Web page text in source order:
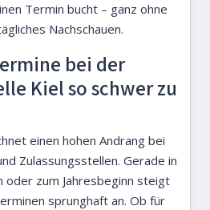
Termin bucht – ganz ohne
Nachschauen.
bei der
Kiel so schwer zu
einen hohen Andrang bei
Zulassungsstellen. Gerade in
oder zum Jahresbeginn steigt
sprunghaft an. Ob für